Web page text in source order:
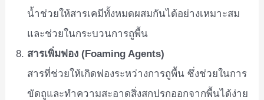
น้ำช่วยให้สารเคมีทั้งหมดผสมกันได้อย่างเหมาะสม
และช่วยในกระบวนการถูพื้น
สารเพิ่มฟอง (Foaming Agents)
สารที่ช่วยให้เกิดฟองระหว่างการถูพื้น ซึ่งช่วยในการ
ขัดถูและทำความสะอาดสิ่งสกปรกออกจากพื้นได้ง่าย